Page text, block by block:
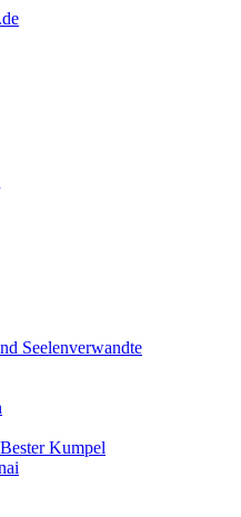
Seelenverwandte
Kumpel